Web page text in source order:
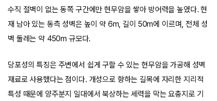
수직 절벽이 없는 동쪽 구간에만 현무암을 쌓아 방어력을 높였다. 현
재 남아 있는 동측 성벽은 높이 약 6m, 길이 50m에 이르며, 전체 성
벽 둘레는 약 450m 규모다.
당포성의 특징은 주변에서 쉽게 구할 수 있는 현무암을 가공해 성벽
재료로 사용했다는 점이다. 개성으로 향하는 길목에 자리한 지리적
특성 때문에 양주분지 일대에서 북상하는 세력을 막는 요충지로 기